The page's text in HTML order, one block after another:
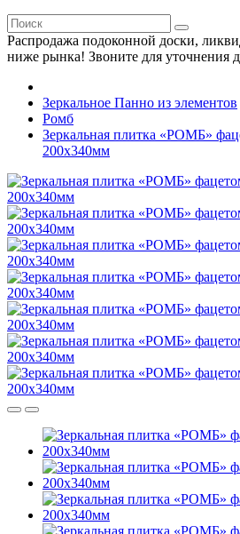
Распродажа подоконной доски,
ниже рынка! Звоните для уточнения
Зеркальное Панно из элементов
Ромб
Зеркальная плитка «РОМБ»
200х340мм